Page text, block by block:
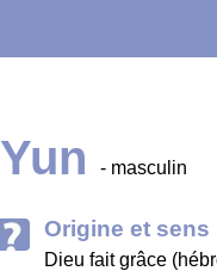
Yun - masculin
Origine et sens
Dieu fait grâce